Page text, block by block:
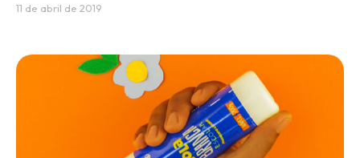
11 de abril de 2019